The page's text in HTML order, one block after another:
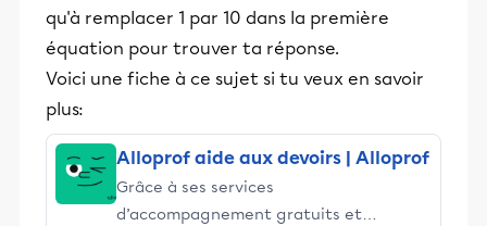
qu'à remplacer 1 par 10 dans la première
équation pour trouver ta réponse.
Voici une fiche à ce sujet si tu veux en savoir
plus:
Alloprof aide aux devoirs | Alloprof
Grâce à ses services
d’accompagnement gratuits et